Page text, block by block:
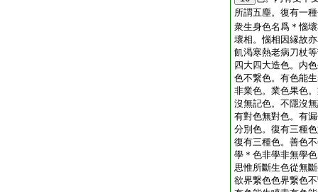
所謂五塵。復有一
衆生身色名爲＊惱
壞相。惱相因縁故
飢渇寒熱老病刀杖
四大四大造色。内
色不繋色。有色能
非業色。業色果色
沒無記色。不隱沒
有對色無對色。有
分別色。復有三種
復有三種色。善色
學＊色非學非無學
思惟所斷生色從無
欲界繋色色界繋色